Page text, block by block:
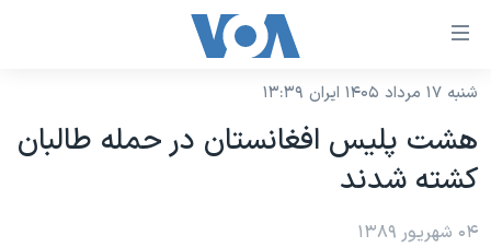
لینکهای
دسترسی
جهش
به
محتوای
اصلی
نسخه سبک وب‌سایت
موضوع ها
ایران
برنامه های تلویزیونی
شنبه ۱۷ مرداد ۱۴۰۵ ایران ۱۳:۳۹
هشت پلیس افغانستان در حمله طالبان
کشته شدند
۰۴ شهریور ۱۳۸۹